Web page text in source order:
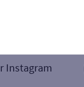
Instagram